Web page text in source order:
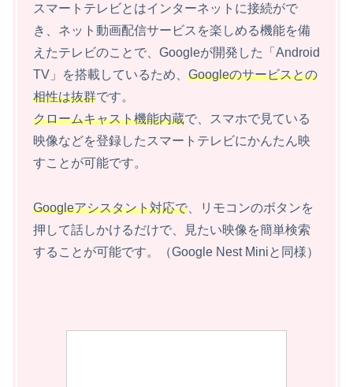
スマートテレビとはインターネットに接続がで
き、ネット動画配信サービスを楽しめる機能を備
えたテレビのことで、Googleが開発した「Android
TV」を搭載しているため、 Googleのサービスとの
相性は抜群です。
クロームキャスト機能内蔵で、スマホで見ている
映像などを登録したスマートテレビにかんたん映
すことが可能です。
Googleアシスタント対応で 、リモコンのボタンを
押して話しかけるだけで、見たい映像を簡単検索
することが可能です。（Google Nest Miniと同様）